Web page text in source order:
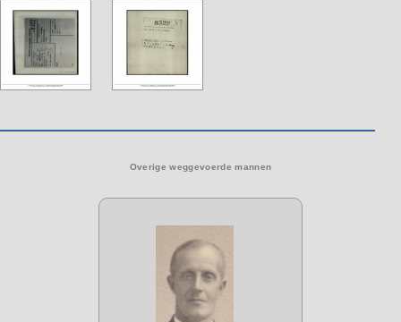
Overige weggevoerde mannen